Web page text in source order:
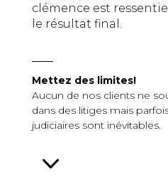
clémence est
le résultat final.
3
Mettez des limites!
Aucun de nos clients ne
dans des litiges mais
judiciaires sont inévitables.